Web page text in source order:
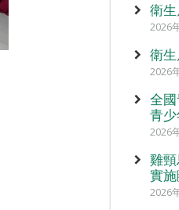
衛
2026
衛
2026
全
青
2026
雞
實
2026